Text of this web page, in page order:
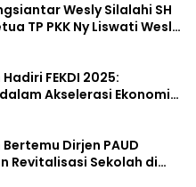
Wesly Silalahi SH
TP PKK Ny Liswati Wesly
Indonesia
FEKDI 2025:
Akselerasi Ekonomi
Dirjen PAUD
Revitalisasi Sekolah di